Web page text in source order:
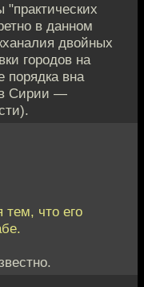
в данном
двойных
городов на
порядка вна
в Сирии —
тем, что его